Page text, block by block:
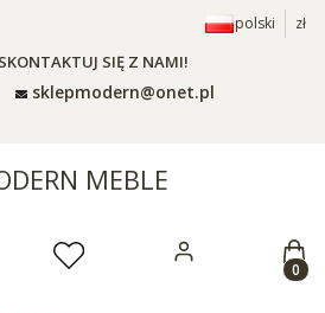
polski zł
SIĘ Z NAMI!
sklepmodern@onet.pl
MEBLE
wyszukiwarkę